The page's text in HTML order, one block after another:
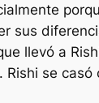
sus
llevó a
Rishi se